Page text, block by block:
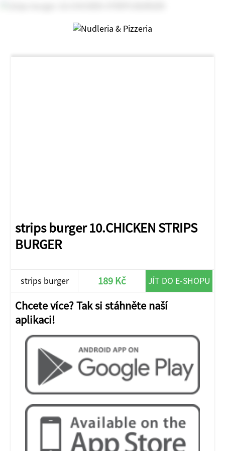
strips burger 10.CHICKEN STRIPS
BURGER
strips burger 189 Kč JÍT DO E-SHOPU
Chcete více? Tak si stáhněte naší
aplikaci!